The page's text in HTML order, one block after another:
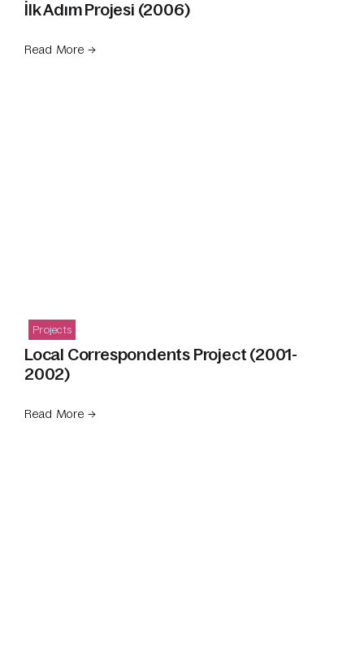
İlk Adım Projesi (2006)
Read More →
Projects
Local Correspondents Project (2001-
2002)
Read More →